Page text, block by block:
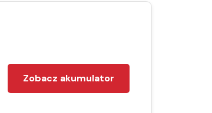
Zobacz akumulator